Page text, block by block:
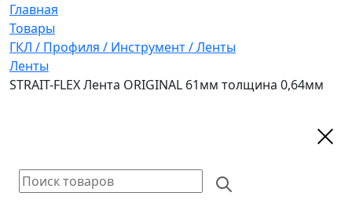
Главная
Товары
ГКЛ / Профиля / Инструмент / Ленты
Ленты
STRAIT-FLEX Лента ORIGINAL 61мм толщина 0,64мм